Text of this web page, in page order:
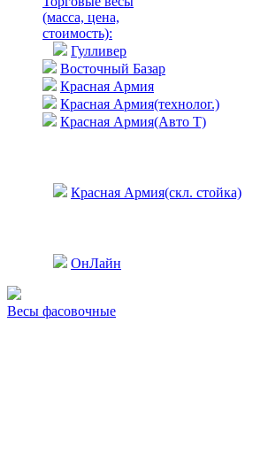
(масса, цена,
стоимость):
Гулливер
Восточный Базар
Красная Армия
Красная Армия(технолог.)
Красная Армия(Авто Т)
Красная Армия(скл. стойка)
ОнЛайн
Весы фасовочные